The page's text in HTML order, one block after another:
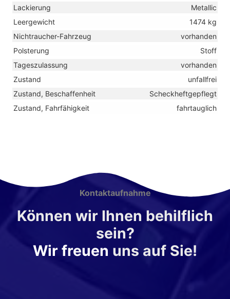
Lackierung
Metallic
Leergewicht
1474 kg
Nichtraucher-Fahrzeug
vorhanden
Polsterung
Stoff
Tageszulassung
vorhanden
Zustand
unfallfrei
Zustand, Beschaffenheit
Scheckheftgepflegt
Zustand, Fahrfähigkeit
fahrtauglich
Kontaktaufnahme
Können wir Ihnen behilflich
sein?
Wir freuen uns auf Sie!